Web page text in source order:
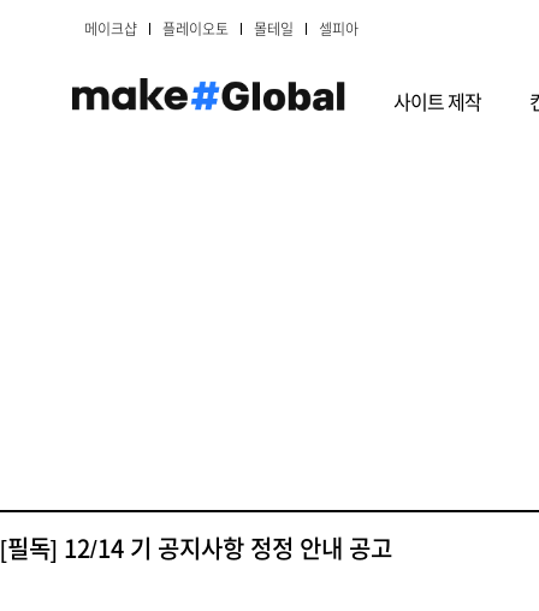
메이크샵 플레이오토 몰테일 셀피아
사이트 제작
[필독] 12/14 기 공지사항 정정 안내 공고